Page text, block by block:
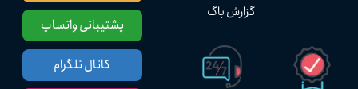
گزارش باگ
پشتیبانی واتساپ
کانال تلگرام